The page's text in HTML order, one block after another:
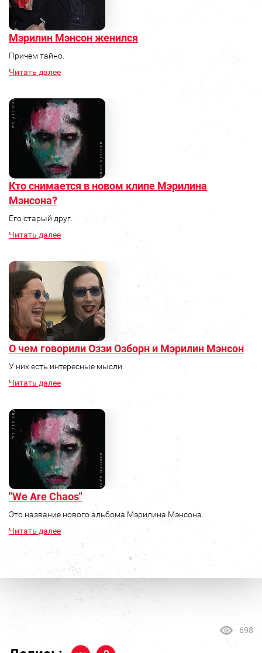
Мэрилин Мэнсон женился
Причем тайно.
Читать далее
Кто снимается в новом клипе Мэрилина
Мэнсона?
Его старый друг.
Читать далее
О чем говорили Оззи Озборн и Мэрилин Мэнсон
У них есть интересные мысли.
Читать далее
"We Are Chaos"
Это название нового альбома Мэрилина Мэнсона.
Читать далее
698